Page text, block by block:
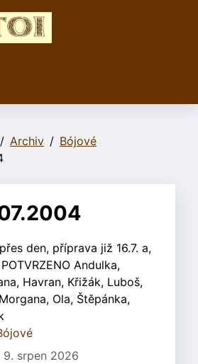
Archiv
Bójové
den, příprava již 16.7. a,
Andulka,
Havran, Křižák, Luboš,
Ola, Štěpánka,
9. srpen 2026